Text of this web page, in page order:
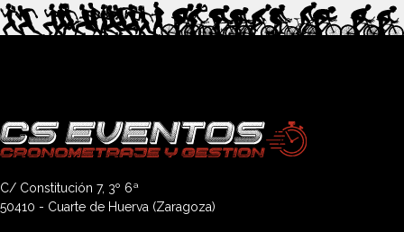
C/ Constitución 7, 3º 6ª
50410 - Cuarte de Huerva (Zaragoza)